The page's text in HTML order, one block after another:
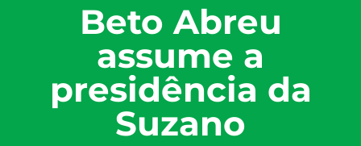
Beto Abreu
assume a
presidência da
Suzano